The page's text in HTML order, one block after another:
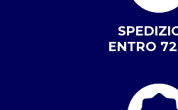
ENTRO